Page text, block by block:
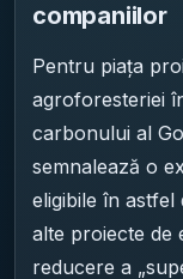
companiilor
Pentru piața
agroforesteriei
carbonului al
semnalează o
eligibile în
alte proiecte de
reducere a